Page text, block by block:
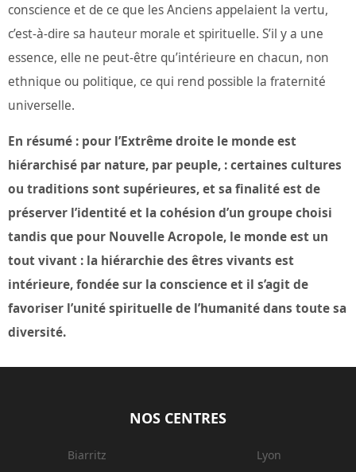
conscience et de ce que les Anciens appelaient la vertu,
c’est-à-dire sa hauteur morale et spirituelle. S’il y a une
essence, elle ne peut-être qu’intérieure en chacun, non
ethnique ou politique, ce qui rend possible la fraternité
universelle.
En résumé : pour l’Extrême droite le monde est
hiérarchisé par nature, par peuple, : certaines cultures
ou traditions sont supérieures, et sa finalité est de
préserver l’identité et la cohésion d’un groupe choisi
tandis que pour Nouvelle Acropole, le monde est un
tout vivant : la hiérarchie des êtres vivants est
intérieure, fondée sur la conscience et il s’agit de
favoriser l’unité spirituelle de l’humanité dans toute sa
diversité.
NOS CENTRES
Biarritz
Lyon